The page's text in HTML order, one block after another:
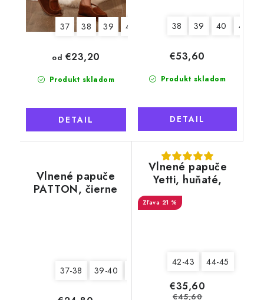
37 38 39 40 42 43 44 45
Produkt skladom
od €23,20
DETAIL
38 39 40 41
Produkt skladom
€53,60
DETAIL
Vlnené papuče
PATTON, čierne
37-38 39-40
Vlnené papuče
Yetti, huňaté,
biele, s kožušinou
21 %
42-43 44-45
€35,60
€45,60